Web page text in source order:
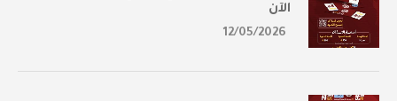
الآن
12/05/2026